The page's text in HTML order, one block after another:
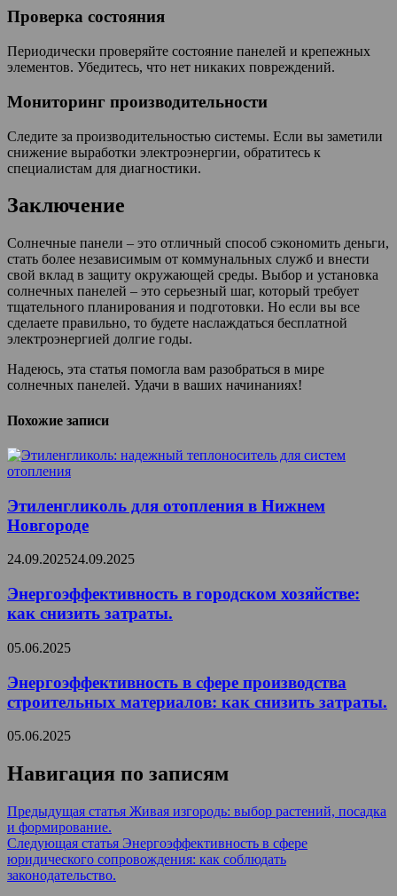
Проверка состояния
Периодически проверяйте состояние панелей и крепежных
элементов. Убедитесь, что нет никаких повреждений.
Мониторинг производительности
Следите за производительностью системы. Если вы заметили
снижение выработки электроэнергии, обратитесь к
специалистам для диагностики.
Заключение
Солнечные панели – это отличный способ сэкономить деньги,
стать более независимым от коммунальных служб и внести
свой вклад в защиту окружающей среды. Выбор и установка
солнечных панелей – это серьезный шаг, который требует
тщательного планирования и подготовки. Но если вы все
сделаете правильно, то будете наслаждаться бесплатной
электроэнергией долгие годы.
Надеюсь, эта статья помогла вам разобраться в мире
солнечных панелей. Удачи в ваших начинаниях!
Похожие записи
Этиленгликоль для отопления в Нижнем
Новгороде
24.09.202524.09.2025
Энергоэффективность в городском хозяйстве:
как снизить затраты.
05.06.2025
Энергоэффективность в сфере производства
строительных материалов: как снизить затраты.
05.06.2025
Навигация по записям
Предыдущая статья Живая изгородь: выбор растений, посадка
и формирование.
Следующая статья Энергоэффективность в сфере
юридического сопровождения: как соблюдать
законодательство.